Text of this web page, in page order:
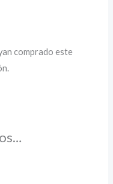
comprado este